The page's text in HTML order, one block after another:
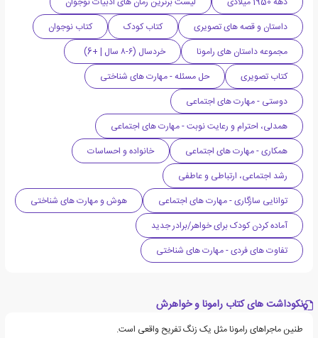
داستان و قصه های تصویری
کتاب کودک
کتاب نوجوان
مجموعه داستان های رامونا
خردسال (۶-۸ سال | +6)
کتاب تصویری
حل مسئله - مهارت های شناختی
دوستی - مهارت های اجتماعی
همدلی، احترام و رعایت نوبت - مهارت های اجتماعی
همکاری - مهارت های اجتماعی
خانواده و احساسات
رشد اجتماعی، ارتباطی و عاطفی
توانایی سازگاری - مهارت های اجتماعی
هوش و مهارت های شناختی
آماده کردن کودک برای خواهر/برادر جدید
تفاوت های فردی - مهارت های شناختی
نکوداشت های کتاب رامونا و خواهرش
طنین ماجراهای رامونا مثل یک زنگ تفریح واقعی است.